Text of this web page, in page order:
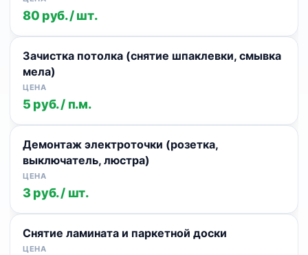
80 руб. / шт.
Зачистка потолка (снятие шпаклевки, смывка
мела)
5 руб. / п.м.
Демонтаж электроточки (розетка,
выключатель, люстра)
3 руб. / шт.
Снятие ламината и паркетной доски